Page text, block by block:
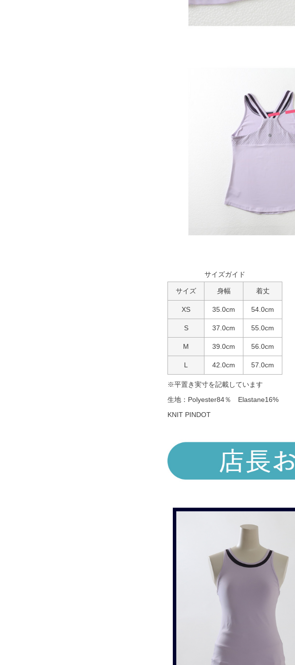
サイズガイド
サイズ 身幅 着丈
XS 35.0cm 54.0cm
S 37.0cm 55.0cm
M 39.0cm 56.0cm
L 42.0cm 57.0cm
※平置き実寸を記載しています
生地：Polyester84％ Elastane16%
KNIT PINDOT